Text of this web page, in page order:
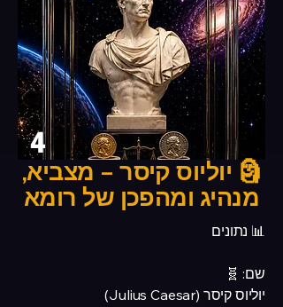
4
🗿 יוליוס קיסר – מצביא,
מנהיג ומהפכן של רומא
📊 נתונים
שם: 🧬
יוליוס קיסר (Julius Caesar)